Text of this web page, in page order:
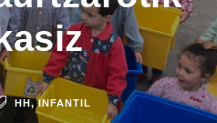
HH, INFANTIL